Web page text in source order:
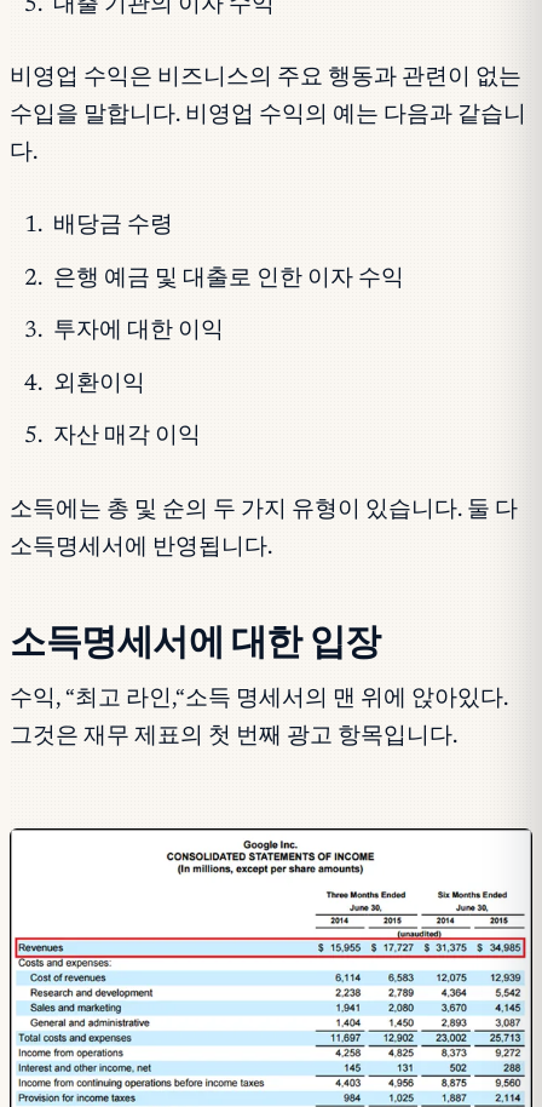
대출 기관의 이자 수익
비영업 수익은 비즈니스의 주요 행동과 관련이 없는
수입을 말합니다. 비영업 수익의 예는 다음과 같습니
다.
배당금 수령
은행 예금 및 대출로 인한 이자 수익
투자에 대한 이익
외환이익
자산 매각 이익
소득에는 총 및 순의 두 가지 유형이 있습니다. 둘 다
소득명세서에 반영됩니다.
소득명세서에 대한 입장
수익, “최고 라인,“소득 명세서의 맨 위에 앉아있다.
그것은 재무 제표의 첫 번째 광고 항목입니다.